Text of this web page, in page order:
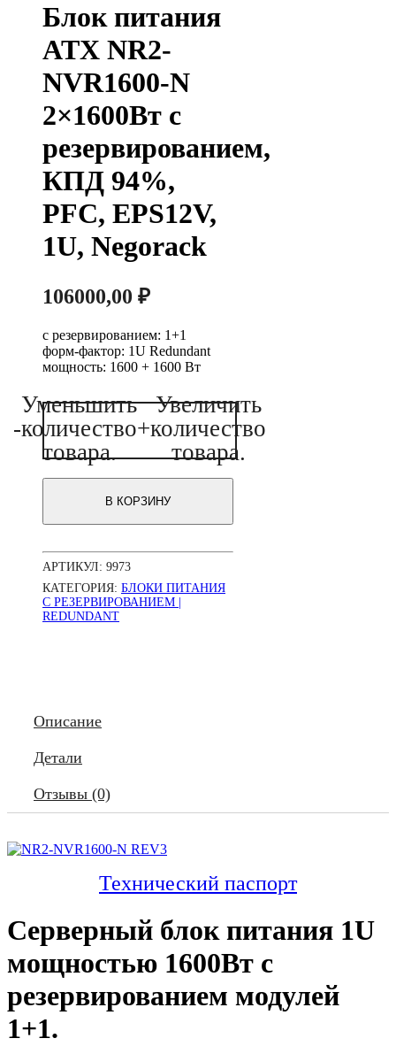
Блок питания
ATX NR2-
NVR1600-N
2×1600Вт с
резервированием,
КПД 94%,
PFC, EPS12V,
1U, Negorack
106000,00 ₽
с резервированием: 1+1
форм-фактор: 1U Redundant
мощность: 1600 + 1600 Вт
-
Уменьшить
количество
товара.
Количество
товара
питания
NVR1600-
N
с
КПД
94%,
+
Увеличить
количество
товара.
В КОРЗИНУ
АРТИКУЛ: 9973
КАТЕГОРИЯ: БЛОКИ ПИТАНИЯ
С РЕЗЕРВИРОВАНИЕМ |
REDUNDANT
Описание
Детали
Отзывы (0)
Технический паспорт
Серверный блок питания 1U
мощностью 1600Вт с
резервированием модулей
1+1.